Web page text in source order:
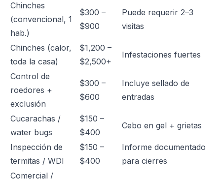
Chinches
(convencional, 1
hab.)
$300 –
$900
Puede requerir 2–3
visitas
Chinches (calor,
toda la casa)
$1,200 –
$2,500+
Infestaciones fuertes
Control de
roedores +
exclusión
$300 –
$600
Incluye sellado de
entradas
Cucarachas /
water bugs
$150 –
$400
Cebo en gel + grietas
Inspección de
termitas / WDI
$150 –
$400
Informe documentado
para cierres
Comercial /